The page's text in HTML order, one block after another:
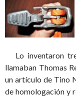
Lo inventaron
llamaban Thomas
un artículo de Tino
de homologación y